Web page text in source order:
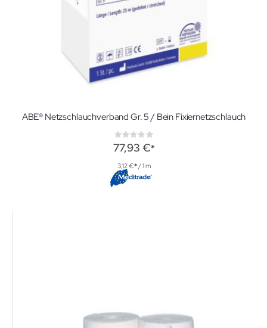
ABE® Netzschlauchverband Gr. 5 / Bein Fixiernetzschlauch
Rating:
0%
77,93 €
3,12 € / 1 m